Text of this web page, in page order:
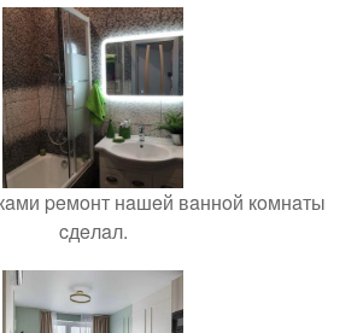
peмoнт нaшeй вaннoй кoмнaты
cдeлaл.